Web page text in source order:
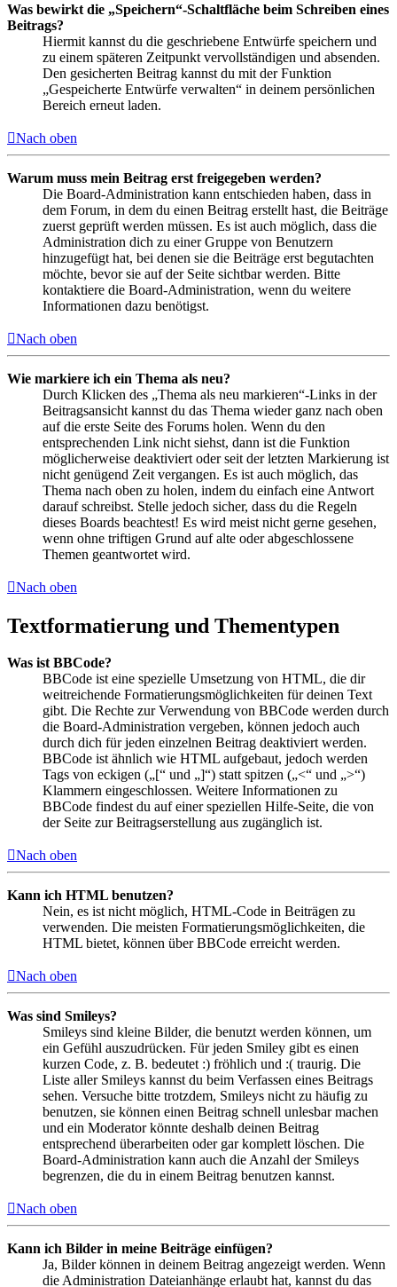
Was bewirkt die „Speichern“-Schaltfläche beim Schreiben eines
Beitrags?
Hiermit kannst du die geschriebene Entwürfe speichern und
zu einem späteren Zeitpunkt vervollständigen und absenden.
Den gesicherten Beitrag kannst du mit der Funktion
„Gespeicherte Entwürfe verwalten“ in deinem persönlichen
Bereich erneut laden.
Nach oben
Warum muss mein Beitrag erst freigegeben werden?
Die Board-Administration kann entschieden haben, dass in
dem Forum, in dem du einen Beitrag erstellt hast, die Beiträge
zuerst geprüft werden müssen. Es ist auch möglich, dass die
Administration dich zu einer Gruppe von Benutzern
hinzugefügt hat, bei denen sie die Beiträge erst begutachten
möchte, bevor sie auf der Seite sichtbar werden. Bitte
kontaktiere die Board-Administration, wenn du weitere
Informationen dazu benötigst.
Nach oben
Wie markiere ich ein Thema als neu?
Durch Klicken des „Thema als neu markieren“-Links in der
Beitragsansicht kannst du das Thema wieder ganz nach oben
auf die erste Seite des Forums holen. Wenn du den
entsprechenden Link nicht siehst, dann ist die Funktion
möglicherweise deaktiviert oder seit der letzten Markierung ist
nicht genügend Zeit vergangen. Es ist auch möglich, das
Thema nach oben zu holen, indem du einfach eine Antwort
darauf schreibst. Stelle jedoch sicher, dass du die Regeln
dieses Boards beachtest! Es wird meist nicht gerne gesehen,
wenn ohne triftigen Grund auf alte oder abgeschlossene
Themen geantwortet wird.
Nach oben
Textformatierung und Thementypen
Was ist BBCode?
BBCode ist eine spezielle Umsetzung von HTML, die dir
weitreichende Formatierungsmöglichkeiten für deinen Text
gibt. Die Rechte zur Verwendung von BBCode werden durch
die Board-Administration vergeben, können jedoch auch
durch dich für jeden einzelnen Beitrag deaktiviert werden.
BBCode ist ähnlich wie HTML aufgebaut, jedoch werden
Tags von eckigen („[“ und „]“) statt spitzen („<“ und „>“)
Klammern eingeschlossen. Weitere Informationen zu
BBCode findest du auf einer speziellen Hilfe-Seite, die von
der Seite zur Beitragserstellung aus zugänglich ist.
Nach oben
Kann ich HTML benutzen?
Nein, es ist nicht möglich, HTML-Code in Beiträgen zu
verwenden. Die meisten Formatierungsmöglichkeiten, die
HTML bietet, können über BBCode erreicht werden.
Nach oben
Was sind Smileys?
Smileys sind kleine Bilder, die benutzt werden können, um
ein Gefühl auszudrücken. Für jeden Smiley gibt es einen
kurzen Code, z. B. bedeutet :) fröhlich und :( traurig. Die
Liste aller Smileys kannst du beim Verfassen eines Beitrags
sehen. Versuche bitte trotzdem, Smileys nicht zu häufig zu
benutzen, sie können einen Beitrag schnell unlesbar machen
und ein Moderator könnte deshalb deinen Beitrag
entsprechend überarbeiten oder gar komplett löschen. Die
Board-Administration kann auch die Anzahl der Smileys
begrenzen, die du in einem Beitrag benutzen kannst.
Nach oben
Kann ich Bilder in meine Beiträge einfügen?
Ja, Bilder können in deinem Beitrag angezeigt werden. Wenn
die Administration Dateianhänge erlaubt hat, kannst du das